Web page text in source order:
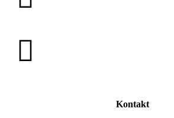
Kontakt